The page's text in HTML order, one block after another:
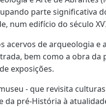
parte significativa
num edifício do século
acervos de arqueologia e
bem como a obra
exposições.
- que revisita
da pré-História à